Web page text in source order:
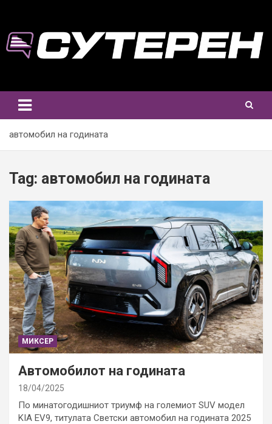
content
автомобил на годината
Tag: автомобил на годината
МИКСЕР
Автомобилот на годината
18/04/2025
По минатогодишниот триумф на големиот SUV модел
KIA EV9, титулата Светски автомобил на годината 2025